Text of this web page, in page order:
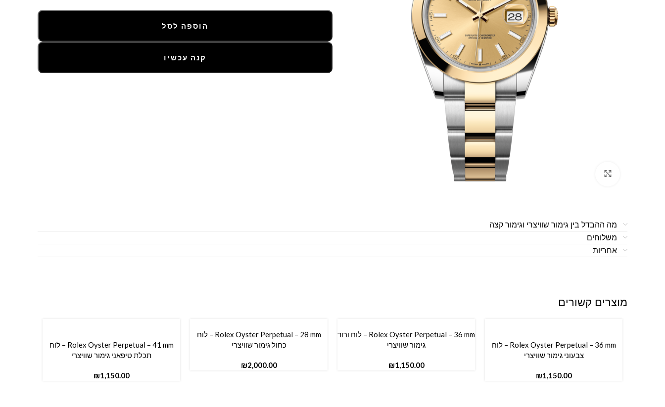
הוספה לסל
קנה עכשיו
מה ההבדל בין גימור שוויצרי וגימור קצה
משלוחים
אחריות
מוצרים קשורים
הוספה לסל
Rolex Oyster Perpetual – 36 mm – לוח
צבעוני גימור שוויצרי
₪
הוספה לסל
Rolex Oyster Perpetual – 36 mm – לוח ורוד
גימור שוויצרי
₪
הוספה לסל
Rolex Oyster Perpetual – 28 mm – לוח
כחול גימור שוויצרי
₪
הוספה לסל
Rolex Oyster Perpetual – 41 mm – לוח
תכלת טיפאני גימור שוויצרי
₪